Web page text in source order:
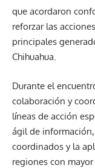
que acordaron
reforzar las
principales
Chihuahua.
Durante el
colaboración y
líneas de acción
ágil de
coordinados y la
regiones con